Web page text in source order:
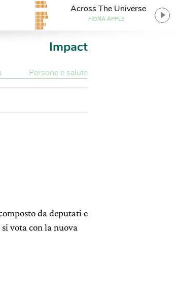
Across The Universe
FIONA APPLE
Impact
Persone e salute
da deputati e
vota con la nuova